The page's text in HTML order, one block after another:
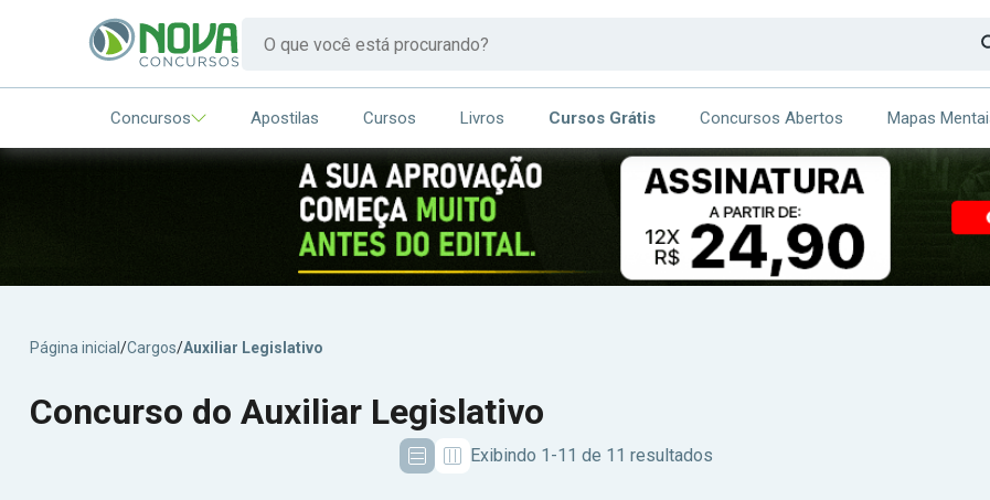
Concursos Apostilas Cursos Livros Cursos Grátis Concursos Abertos Mapas
Página inicial /Cargos/Auxiliar Legislativo
Concurso do Auxiliar Legislativo
Exibindo 1-11 de 11 resultados